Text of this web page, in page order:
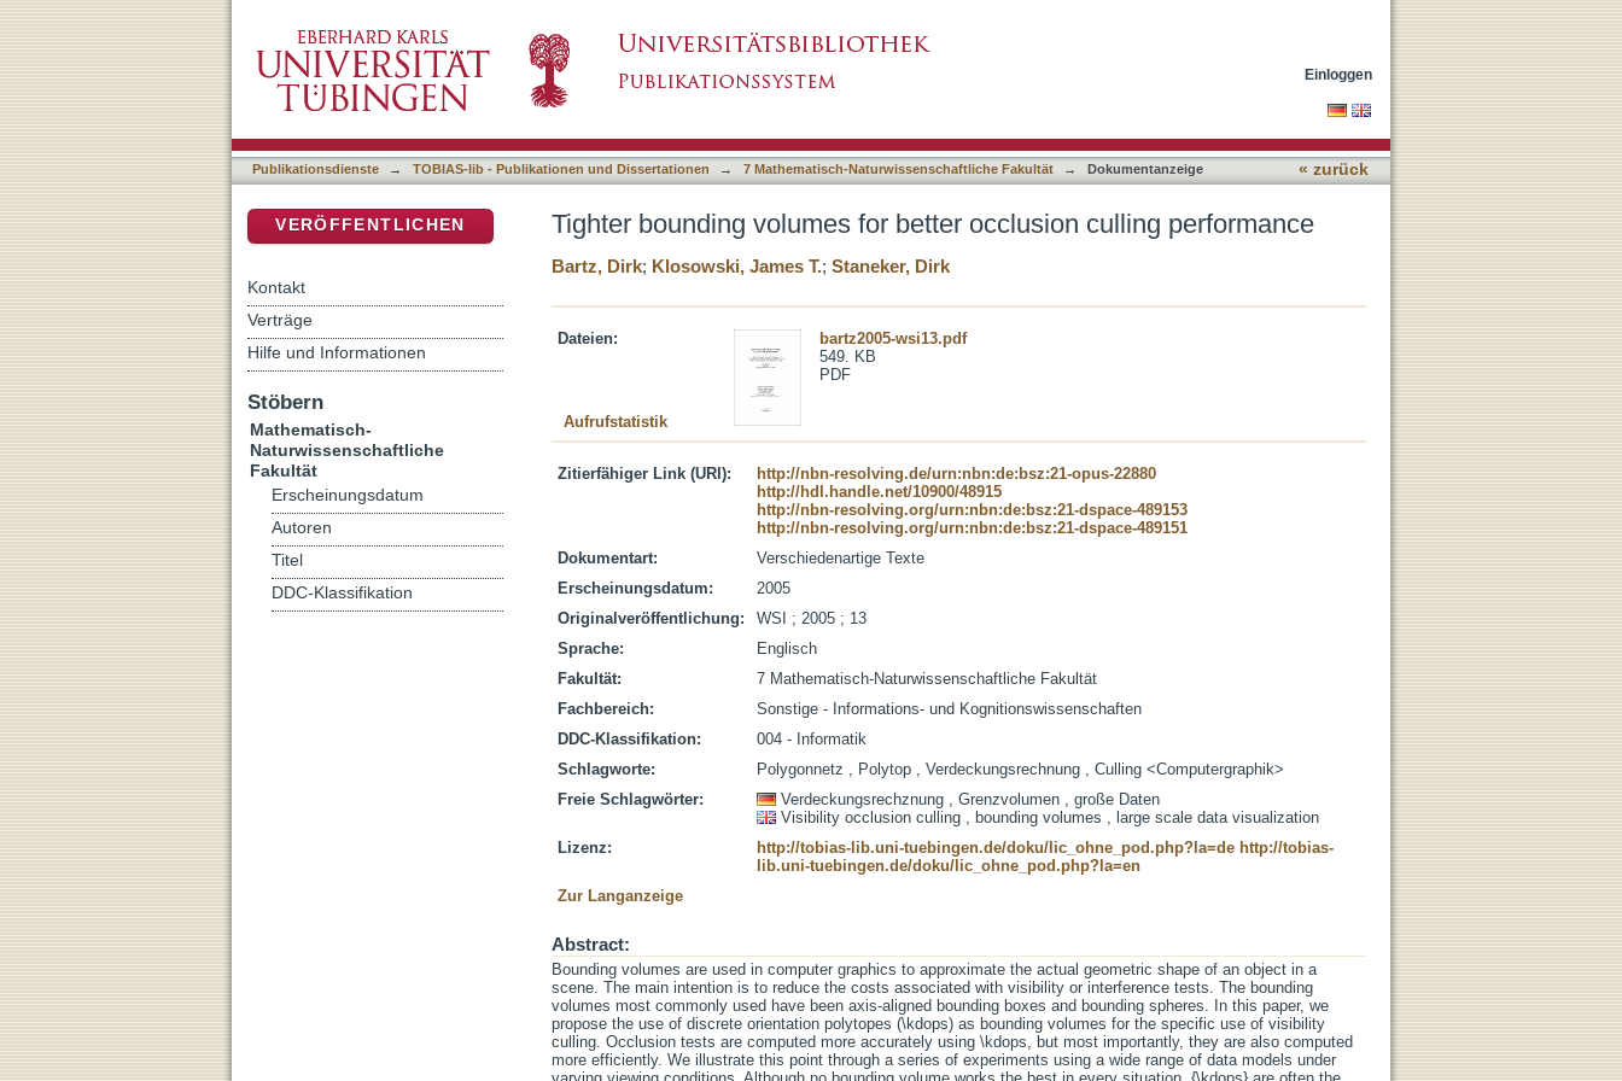
Einloggen
Publikationsdienste → TOBIAS-lib - Publikationen und Dissertationen → 7 Mathematisch-Naturwissenschaftliche Fakultät → Dokumentanzeige « zurück
Tighter bounding volumes for better occlusion culling performance
Bartz, Dirk; Klosowski, James T.; Staneker, Dirk
Dateien:
bartz2005-wsi13.pdf
549. KB
PDF
Aufrufstatistik
Zitierfähiger Link (URI):
http://nbn-resolving.de/urn:nbn:de:bsz:21-opus-22880
http://hdl.handle.net/10900/48915
http://nbn-resolving.org/urn:nbn:de:bsz:21-dspace-489153
http://nbn-resolving.org/urn:nbn:de:bsz:21-dspace-489151
Dokumentart:
Verschiedenartige Texte
Erscheinungsdatum:
2005
Originalveröffentlichung:
WSI ; 2005 ; 13
Sprache:
Englisch
Fakultät:
7 Mathematisch-Naturwissenschaftliche Fakultät
Fachbereich:
Sonstige - Informations- und Kognitionswissenschaften
DDC-Klassifikation:
004 - Informatik
Schlagworte:
Polygonnetz , Polytop , Verdeckungsrechnung , Culling <Computergraphik>
Freie Schlagwörter:
Verdeckungsrechznung , Grenzvolumen , große Daten
Visibility occlusion culling , bounding volumes , large scale data visualization
Lizenz:
http://tobias-lib.uni-tuebingen.de/doku/lic_ohne_pod.php?la=de http://tobias-
lib.uni-tuebingen.de/doku/lic_ohne_pod.php?la=en
Zur Langanzeige
Abstract:
Bounding volumes are used in computer graphics to approximate the actual geometric shape of an object in a
scene. The main intention is to reduce the costs associated with visibility or interference tests. The bounding
volumes most commonly used have been axis-aligned bounding boxes and bounding spheres. In this paper, we
propose the use of discrete orientation polytopes (\kdops) as bounding volumes for the specific use of visibility
culling. Occlusion tests are computed more accurately using \kdops, but most importantly, they are also computed
more efficiently. We illustrate this point through a series of experiments using a wide range of data models under
VERÖFFENTLICHEN
Kontakt
Verträge
Hilfe und Informationen
Stöbern
Mathematisch-
Naturwissenschaftliche
Fakultät
Erscheinungsdatum
Autoren
Titel
DDC-Klassifikation